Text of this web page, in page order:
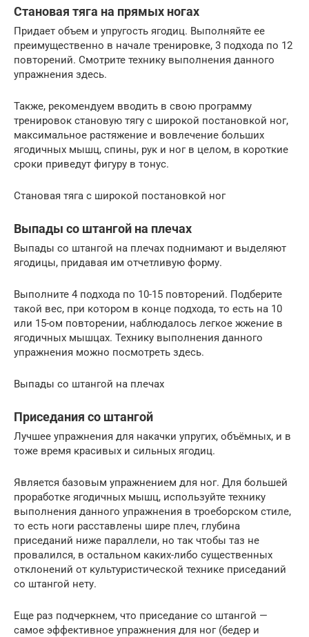
Становая тяга на прямых ногах
Придает объем и упругость ягодиц. Выполняйте ее
преимущественно в начале тренировке, 3 подхода по 12
повторений. Смотрите технику выполнения данного
упражнения здесь.
Также, рекомендуем вводить в свою программу
тренировок становую тягу с широкой постановкой ног,
максимальное растяжение и вовлечение больших
ягодичных мышц, спины, рук и ног в целом, в короткие
сроки приведут фигуру в тонус.
Становая тяга с широкой постановкой ног
Выпады со штангой на плечах
Выпады со штангой на плечах поднимают и выделяют
ягодицы, придавая им отчетливую форму.
Выполните 4 подхода по 10-15 повторений. Подберите
такой вес, при котором в конце подхода, то есть на 10
или 15-ом повторении, наблюдалось легкое жжение в
ягодичных мышцах. Технику выполнения данного
упражнения можно посмотреть здесь.
Выпады со штангой на плечах
Приседания со штангой
Лучшее упражнения для накачки упругих, объёмных, и в
тоже время красивых и сильных ягодиц.
Является базовым упражнением для ног. Для большей
проработке ягодичных мышц, используйте технику
выполнения данного упражнения в троеборском стиле,
то есть ноги расставлены шире плеч, глубина
приседаний ниже параллели, но так чтобы таз не
провалился, в остальном каких-либо существенных
отклонений от культуристической технике приседаний
со штангой нету.
Еще раз подчеркнем, что приседание со штангой —
самое эффективное упражнения для ног (бедер и